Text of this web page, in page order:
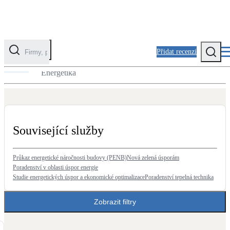
Přidat recenzi
Fotovoltaika
Tepelná čerpadla
Klimatizace pro vytápění
Obálka budovy
Tepelné ztráty domu pro návrh zdroje tepla
Energetika
Související služby
Průkaz energetické náročnosti budovy (PENB)Nová zelená úsporám
Poradenství v oblasti úspor energie
Studie energetických úspor a ekonomické optimalizacePoradenství tepelná technika
Zobrazit filtry